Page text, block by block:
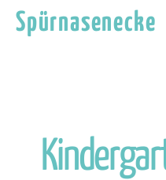
Spürnasenecke
Kindergar